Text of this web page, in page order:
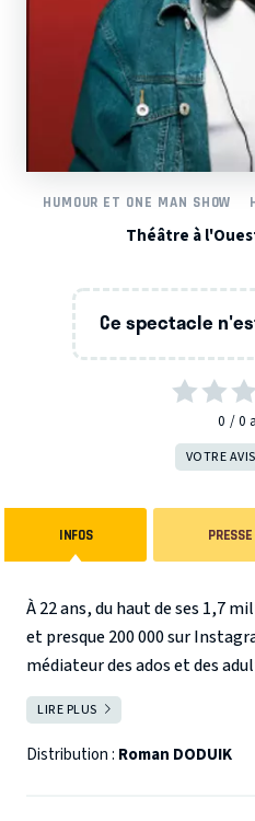
HUMOUR ET ONE MAN SHOW
Théâtre à
Ce spectacle
0 0
VOTRE AVIS
INFOS
À 22 ans, du haut de ses 1,7
et presque 200 000 sur
médiateur des ados et des
qui les divisent…
spectacle ADOrable s’adresse
adultes. Reste juste à savoir
LIRE PLUS
Distribution : Roman DODUIK